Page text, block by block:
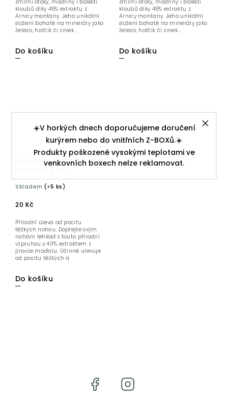
☀️V horkých dnech doporučujeme doručení
kurýrem nebo do vnitřních Z-BOXů.☀️
Produkty poškozené vysokými teplotami ve
venkovních boxech nelze reklamovat.
Do košíku
zmírní otoky, modřiny i bolesti
kloubů díky 45% extraktu z
Arnicy montany. Jeho unikátní
složení bohaté na minerály jako
železo, hořčík či zinek...
Do košíku
zmírní otoky, modřiny i bolesti
kloubů díky 45% extraktu z
Arnicy montany. Jeho unikátní
složení bohaté na minerály jako
železo, hořčík či zinek...
Bema Vzorek Kaštanový
Skladem (>5 ks)
20 Kč
Do košíku
Přírodní úleva od pocitu
těžkých nohou. Dopřejte svým
nohám lehkost s touto přírodní
vzpruhou s 40% extraktem z
jírovce maďalu. Účinně ulevuje
od pocitu těžkých a